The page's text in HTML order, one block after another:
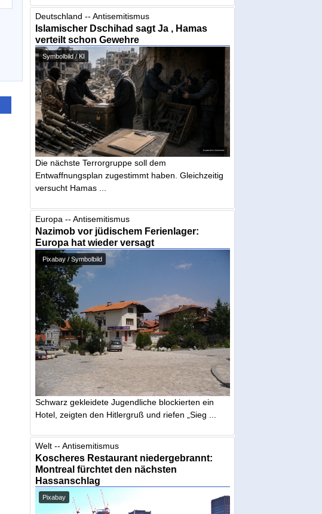
Deutschland -- Antisemitismus
Islamischer Dschihad sagt Ja , Hamas
verteilt schon Gewehre
Symbolbild / KI
Die nächste Terrorgruppe soll dem
Entwaffnungsplan zugestimmt haben. Gleichzeitig
versucht Hamas ...
Europa -- Antisemitismus
Nazimob vor jüdischem Ferienlager:
Europa hat wieder versagt
Pixabay / Symbolbild
Schwarz gekleidete Jugendliche blockierten ein
Hotel, zeigten den Hitlergruß und riefen „Sieg ...
Welt -- Antisemitismus
Koscheres Restaurant niedergebrannt:
Montreal fürchtet den nächsten
Hassanschlag
Pixabay